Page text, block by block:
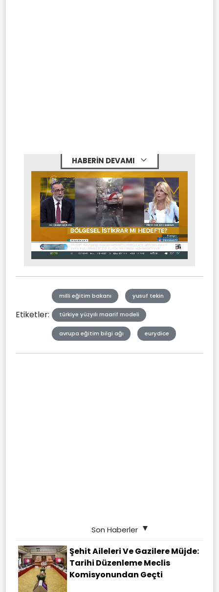
HABERİN DEVAMI
Mute Stream
Etiketler:
milli eğitim bakanı yusuf tekin
türkiye yüzyılı maarif modeli
avrupa eğitim bilgi ağı eurydice
Son Haberler
Şehit Aileleri Ve Gazilere Müjde:
Tarihi Düzenleme Meclis
Komisyonundan Geçti